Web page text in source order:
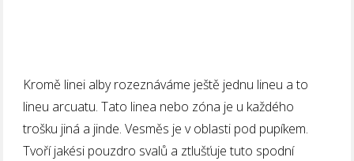
Kromě linei alby rozeznáváme ještě jednu lineu a to
lineu arcuatu. Tato linea nebo zóna je u každého
trošku jiná a jinde. Vesměs je v oblasti pod pupíkem.
Tvoří jakési pouzdro svalů a ztlušťuje tuto spodní